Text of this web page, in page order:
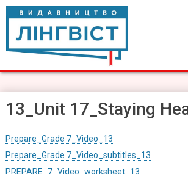
Skip
content
Видавництво Лінгвіст
Видавництво Лінгвіст – адаптація та
13_Unit 17_Staying
Prepare_Grade 7_Video_13
Prepare_Grade 7_Video_subtitles_13
PREPARE_7_Video_worksheet_13